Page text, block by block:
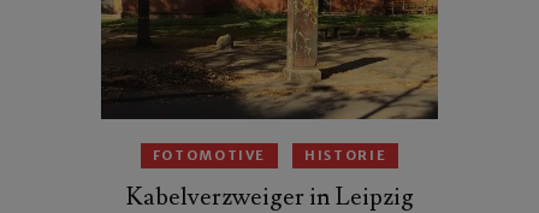
FOTOMOTIVE HISTORIE
Kabelverzweiger in Leipzig